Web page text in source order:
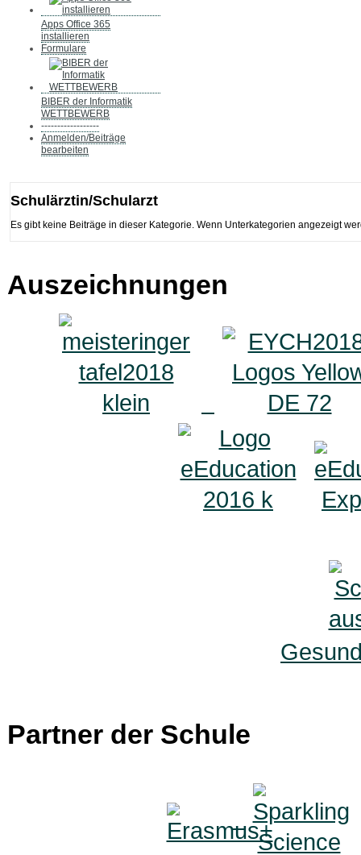
Apps Office 365
installieren
Formulare
BIBER der Informatik
WETTBEWERB
------------------
Anmelden/Beiträge
bearbeiten
Schulärztin/Schularzt
Es gibt keine Beiträge in dieser Kategorie. Wenn Unterkategorien angezeigt
Auszeichnungen
Partner der Schule